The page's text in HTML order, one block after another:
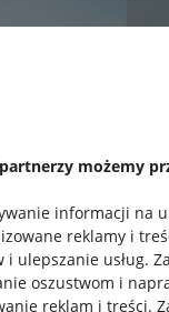
możemy
informacji na
reklamy i
i ulepszanie usług.
oszustwom i
reklam i treści.